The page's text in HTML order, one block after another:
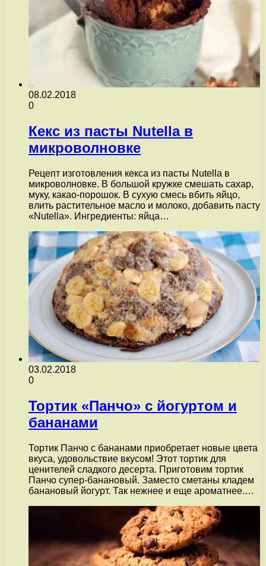
08.02.2018
0
Кекс из пасты Nutella в
микроволновке
Рецепт изготовления кекса из пасты Nutella в
микроволновке. В большой кружке смешать сахар,
муку, какао-порошок. В сухую смесь вбить яйцо,
влить растительное масло и молоко, добавить пасту
«Nutella». Ингредиенты: яйца…
03.02.2018
0
Тортик «Панчо» с йогуртом и
бананами
Тортик Панчо с бананами приобретает новые цвета
вкуса, удовольствие вкусом! Этот тортик для
ценителей сладкого десерта. Приготовим тортик
Панчо супер-банановый. Заместо сметаны кладем
банановый йогурт. Так нежнее и еще ароматнее.…